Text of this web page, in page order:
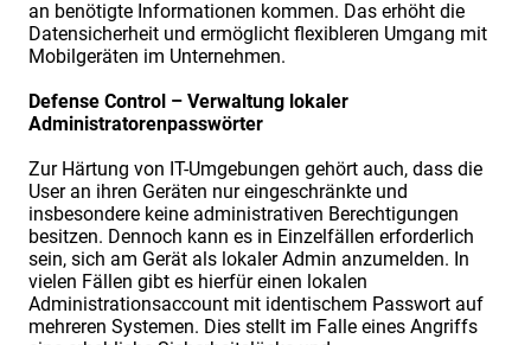
an benötigte Informationen kommen. Das erhöht die
Datensicherheit und ermöglicht flexibleren Umgang mit
Mobilgeräten im Unternehmen.
Defense Control – Verwaltung lokaler
Administratorenpasswörter
Zur Härtung von IT-Umgebungen gehört auch, dass die
User an ihren Geräten nur eingeschränkte und
insbesondere keine administrativen Berechtigungen
besitzen. Dennoch kann es in Einzelfällen erforderlich
sein, sich am Gerät als lokaler Admin anzumelden. In
vielen Fällen gibt es hierfür einen lokalen
Administrationsaccount mit identischem Passwort auf
mehreren Systemen. Dies stellt im Falle eines Angriffs